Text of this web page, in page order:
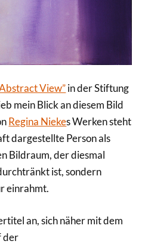
View”in der Stiftung
mein Blick an diesem Bild
Regina Niekes Werken steht
dargestellte Person als
Bildraum, der diesmal
ist, sondern
einrahmt.
an, sich näher mit dem
der